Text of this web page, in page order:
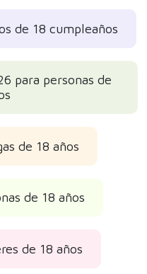
de 18 cumpleaños
para personas de
de 18 años
de 18 años
de 18 años